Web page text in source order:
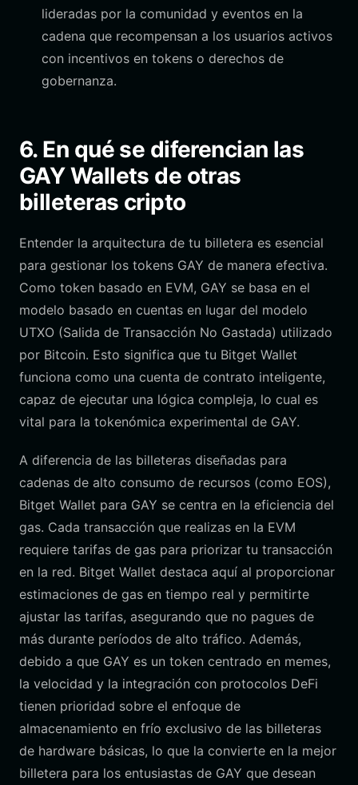
lideradas por la comunidad y eventos en la
cadena que recompensan a los usuarios activos
con incentivos en tokens o derechos de
gobernanza.
6. En qué se diferencian las
GAY Wallets de otras
billeteras cripto
Entender la arquitectura de tu billetera es esencial
para gestionar los tokens GAY de manera efectiva.
Como token basado en EVM, GAY se basa en el
modelo basado en cuentas en lugar del modelo
UTXO (Salida de Transacción No Gastada) utilizado
por Bitcoin. Esto significa que tu Bitget Wallet
funciona como una cuenta de contrato inteligente,
capaz de ejecutar una lógica compleja, lo cual es
vital para la tokenómica experimental de GAY.
A diferencia de las billeteras diseñadas para
cadenas de alto consumo de recursos (como EOS),
Bitget Wallet para GAY se centra en la eficiencia del
gas. Cada transacción que realizas en la EVM
requiere tarifas de gas para priorizar tu transacción
en la red. Bitget Wallet destaca aquí al proporcionar
estimaciones de gas en tiempo real y permitirte
ajustar las tarifas, asegurando que no pagues de
más durante períodos de alto tráfico. Además,
debido a que GAY es un token centrado en memes,
la velocidad y la integración con protocolos DeFi
tienen prioridad sobre el enfoque de
almacenamiento en frío exclusivo de las billeteras
de hardware básicas, lo que la convierte en la mejor
billetera para los entusiastas de GAY que desean